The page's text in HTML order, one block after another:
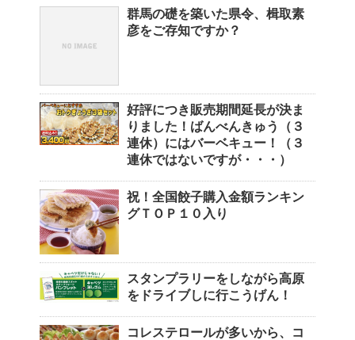
群馬の礎を築いた県令、楫取素
彦をご存知ですか？
好評につき販売期間延長が決ま
りました！ばんべんきゅう（３
連休）にはバーベキュー！（３
連休ではないですが・・・）
祝！全国餃子購入金額ランキン
グＴＯＰ１０入り
スタンプラリーをしながら高原
をドライブしに行こうげん！
コレステロールが多いから、コ